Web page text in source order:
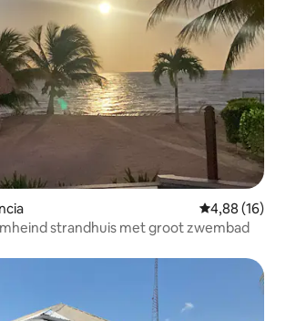
Gemiddelde
4,88 (16)
strandhuis met groot zwembad